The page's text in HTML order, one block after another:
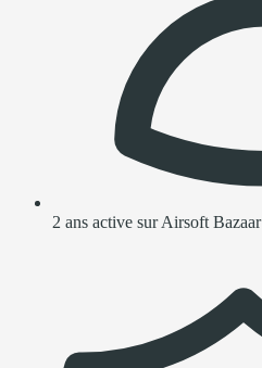
2 ans active sur Airsoft Bazaar